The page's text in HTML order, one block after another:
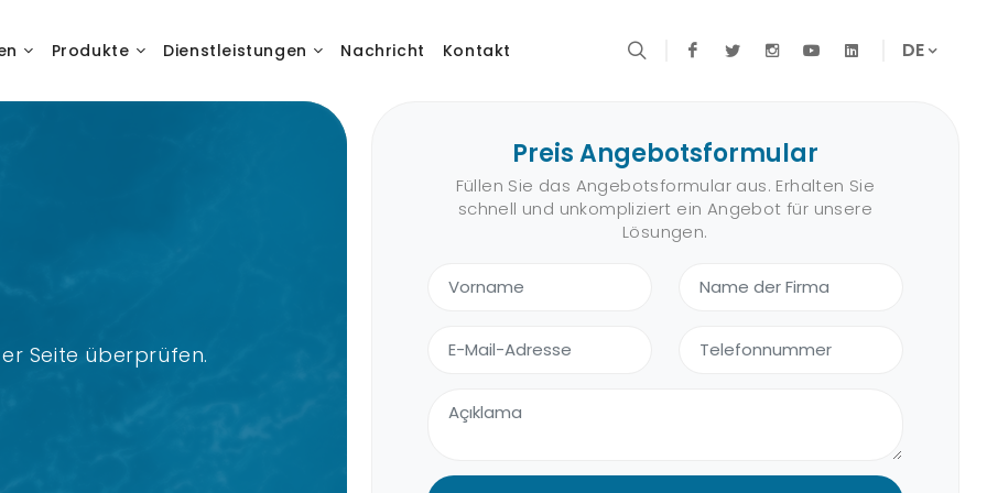
DE
Produkte Dienstleistungen Nachricht Kontakt
Seite überprüfen.
Preis Angebotsformular
Füllen Sie das Angebotsformular aus. Erhalten Sie
schnell und unkompliziert ein Angebot für unsere
Lösungen.